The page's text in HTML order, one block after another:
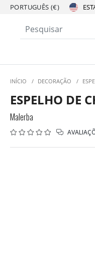
PORTUGUÊS (€)
INÍCIO / DECORAÇÃO /
ESPELHO DE
Malerba